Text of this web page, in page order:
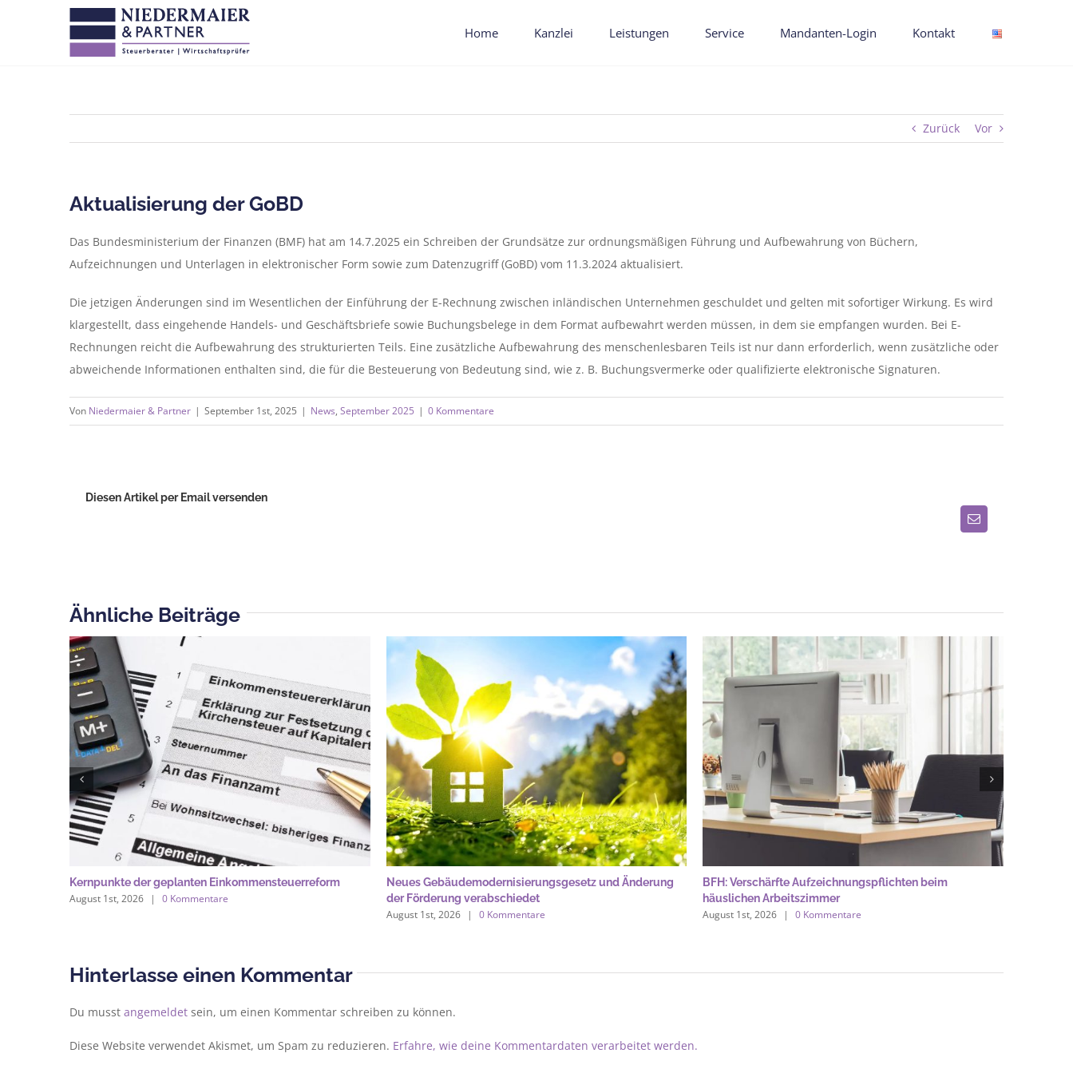
Home Kanzlei Leistungen Service Mandanten-Login Kontakt
Zurück Vor
Aktualisierung der GoBD
Das Bundesministerium der Finanzen (BMF) hat am 14.7.2025 ein Schreiben der Grundsätze zur ordnungsmäßigen Führung und Aufbewahrung von Büchern,
Aufzeichnungen und Unterlagen in elektronischer Form sowie zum Datenzugriff (GoBD) vom 11.3.2024 aktualisiert.
Die jetzigen Änderungen sind im Wesentlichen der Einführung der E-Rechnung zwischen inländischen Unternehmen geschuldet und gelten mit sofortiger Wirkung. Es wird
klargestellt, dass eingehende Handels- und Geschäftsbriefe sowie Buchungsbelege in dem Format aufbewahrt werden müssen, in dem sie empfangen wurden. Bei E-
Rechnungen reicht die Aufbewahrung des strukturierten Teils. Eine zusätzliche Aufbewahrung des menschenlesbaren Teils ist nur dann erforderlich, wenn zusätzliche oder
abweichende Informationen enthalten sind, die für die Besteuerung von Bedeutung sind, wie z. B. Buchungsvermerke oder qualifizierte elektronische Signaturen.
Von Niedermaier & Partner | September 1st, 2025 | News, September 2025 | 0 Kommentare
Diesen Artikel per Email versenden
E-
Mail
Ähnliche Beiträge
Kernpunkte der geplanten Einkommensteuerreform
August 1st, 2026 | 0 Kommentare
Neues Gebäude­moderni­sierungs­gesetz und Änderung
der Förderung verabschiedet
August 1st, 2026 | 0 Kommentare
BFH: Verschärfte Aufzeichnungspflichten beim
häuslichen Arbeitszimmer
August 1st, 2026 | 0 Kommentare
Hinterlasse einen Kommentar
Du musst angemeldet sein, um einen Kommentar schreiben zu können.
Diese Website verwendet Akismet, um Spam zu reduzieren. Erfahre, wie deine Kommentardaten verarbeitet werden.